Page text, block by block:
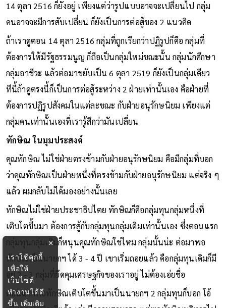
14 ตุลา 2516 ก็ยังอยู่ เพียงแต่ว่ารูปแบบอาจจะเปลี่ยนไป กลุ่ม
คนอาจจะมีการสับเปลี่ยน ก็ยังเป็นการต่อสู้ของ 2 แนวคิด
ถ้าเราดูตอน 14 ตุลา 2516 กลุ่มที่ถูกเรียกว่าปฏิรูปก็คือ กลุ่มที่
ต้องการให้มีรัฐธรรมนูญ ก็ถือเป็นกลุ่มใหม่ขณะนั้น กลุ่มนักศึกษา
กลุ่มอาชีวะ แล้วต่อมาขยับเป็น 6 ตุลา 2519 ก็ยังเป็นกลุ่มเดียว
ทีนี้ถ้าดูตรงนี้ก็เป็นการต่อสู้ระหว่าง 2 ฝ่ายเท่านั้นเอง คือฝ่ายที่
ต้องการปฏิรูปสังคมในแต่ละขณะ กับฝ่ายอนุรักษนิยม เพียงแต่
กลุ่มคนเท่านั้นเองที่เรารู้สึกว่ามันเปลี่ยน
ทักษิณ ในมุมประสงค์
คุณทักษิณ ไม่ใช่ฝ่ายตรงข้ามกับฝ่ายอนุรักษนิยม คือมีกลุ่มที่บอก
ว่าคุณทักษิณเป็นฝ่ายหนึ่งที่ตรงข้ามกับฝ่ายอนุรักษนิยม แต่จริง ๆ
แล้ว ผมกลับไม่ได้มองอย่างนั้นเลย
ทักษิณไม่ใช่ฝ่ายประชาธิปไตย ทักษิณก็คือกลุ่มทุนกลุ่มหนึ่งที่
เติบโตขึ้นมา ต้องการสู้กับกลุ่มทุนกลุ่มเดิมเท่านั้นเอง ซึ่งตอนแรก
กลุ่มทุนกลุ่มเดิมก็หนุนคุณทักษิณใช่ไหม กลุ่มนั้นน่ะ ต่อมาพอ
ทักษิณเป็นนายกฯ ได้ 3 - 4 ปี เขาเริ่มถอยแล้ว คือกลุ่มทุนเดิมก็มี
อยู่ 2 - 3 กลุ่มที่ยึดคุมเศรษฐกิจของเราอยู่ ไม่ต้องเอ่ยชื่อ
ตอนแรกพอทักษิณเติบโตขึ้นมาเป็นนายกฯ 2 กลุ่มทุนก็บอก โอ้
×
เราใช้คุกกี้
เพื่อให้
เว็บไซต์
ทำงานได้ดี
ขึ้น เพิ่มเติม